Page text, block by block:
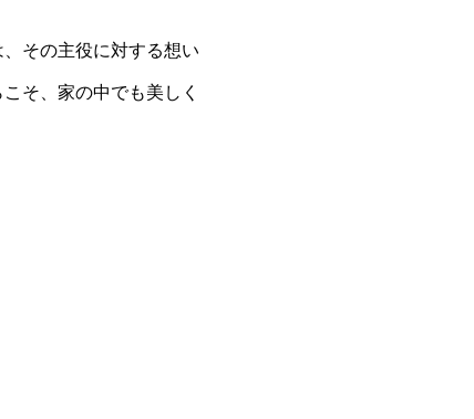
その主役に対する想い
そ、家の中でも美しく